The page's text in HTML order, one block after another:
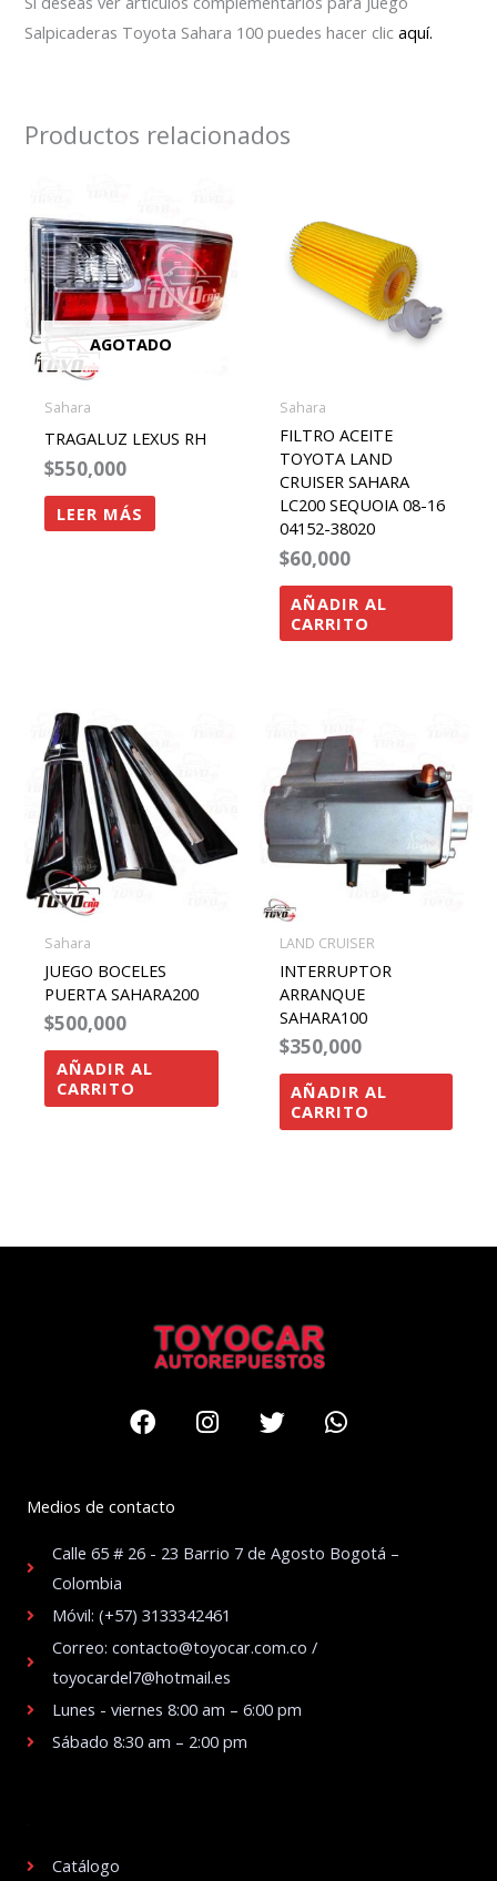
Salpicaderas Toyota Sahara 100 puedes hacer clicaquí.
Productos relacionados
AGOTADO
Sahara
TRAGALUZ LEXUS RH
$550,000
LEER MÁS
Sahara
FILTRO ACEITE
TOYOTA LAND
CRUISER SAHARA
LC200 SEQUOIA 08-16
04152-38020
$60,000
AÑADIR AL
CARRITO
Sahara
JUEGO BOCELES
PUERTA SAHARA200
$500,000
AÑADIR AL
CARRITO
LAND CRUISER
INTERRUPTOR
ARRANQUE
SAHARA100
$350,000
AÑADIR AL
CARRITO
FacebookInstagram
TwitterWhatsapp
Medios de contacto
Calle 65 # 26 - 23 Barrio 7 de Agosto Bogotá –
Colombia
Móvil: (+57) 3133342461
Correo: contacto@toyocar.com.co /
toyocardel7@hotmail.es
Lunes - viernes 8:00 am – 6:00 pm
Sábado 8:30 am – 2:00 pm
Catálogo